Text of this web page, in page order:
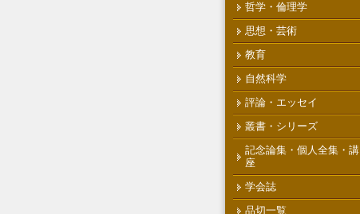
哲学・倫理学
思想・芸術
教育
自然科学
評論・エッセイ
叢書・シリーズ
記念論集・個人全集・講
座
学会誌
品切一覧